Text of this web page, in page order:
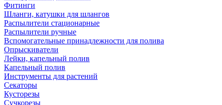
Фитинги
Шланги, катушки для шлангов
Распылители стационарные
Распылители ручные
Вспомогательные принадлежности для полива
Опрыскиватели
Лейки, капельный полив
Капельный полив
Инструменты для растений
Секаторы
Кусторезы
Сучкорезы